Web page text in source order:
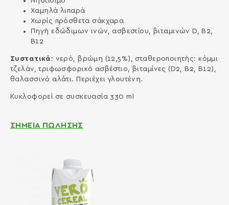
Χαμηλά λιπαρά
Χωρίς πρόσθετα σάκχαρα
Πηγή εδώδιμων ινών, ασβεστίου, βιταμινών D, B2,
B12
Συστατικά : νερό, βρώμη (12,5%), σταθεροποιητής: κόμμι
τζελάν, τριφωσφορικό ασβέστιο, βιταμίνες (D2, B2, B12),
θαλασσινό αλάτι. Περιέχει γλουτένη.
Κυκλοφορεί σε συσκευασία 330 ml
ΣΗΜΕΙΑ ΠΩΛΗΣΗΣ